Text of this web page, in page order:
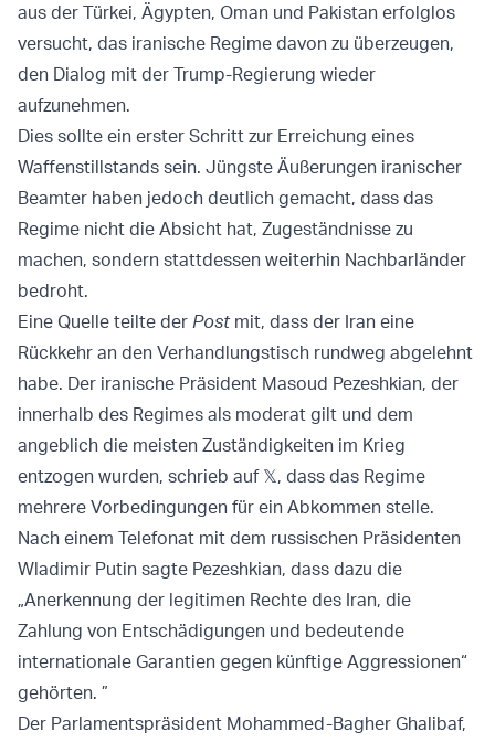
aus der Türkei, Ägypten, Oman und Pakistan erfolglos
versucht, das iranische Regime davon zu überzeugen,
den Dialog mit der Trump-Regierung wieder
aufzunehmen.
Dies sollte ein erster Schritt zur Erreichung eines
Waffenstillstands sein. Jüngste Äußerungen iranischer
Beamter haben jedoch deutlich gemacht, dass das
Regime nicht die Absicht hat, Zugeständnisse zu
machen, sondern stattdessen weiterhin Nachbarländer
bedroht.
Eine Quelle teilte der Postmit, dass der Iran eine
Rückkehr an den Verhandlungstisch rundweg abgelehnt
habe. Der iranische Präsident Masoud Pezeshkian, der
innerhalb des Regimes als moderat gilt und dem
angeblich die meisten Zuständigkeiten im Krieg
entzogen wurden, schrieb auf 𝕏, dass das Regime
mehrere Vorbedingungen für ein Abkommen stelle.
Nach einem Telefonat mit dem russischen Präsidenten
Wladimir Putin sagte Pezeshkian, dass dazu die
„Anerkennung der legitimen Rechte des Iran, die
Zahlung von Entschädigungen und bedeutende
internationale Garantien gegen künftige Aggressionen“
gehörten. ”
Der Parlamentspräsident Mohammed-Bagher Ghalibaf,